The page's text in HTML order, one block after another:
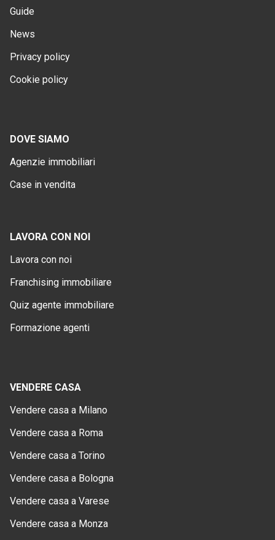
Guide
News
Privacy policy
Cookie policy
DOVE SIAMO
Agenzie immobiliari
Case in vendita
LAVORA CON NOI
Lavora con noi
Franchising immobiliare
Quiz agente immobiliare
Formazione agenti
VENDERE CASA
Vendere casa a Milano
Vendere casa a Roma
Vendere casa a Torino
Vendere casa a Bologna
Vendere casa a Varese
Vendere casa a Monza